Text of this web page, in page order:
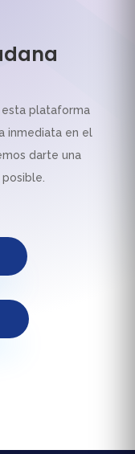
esta plataforma
inmediata en el
darte una